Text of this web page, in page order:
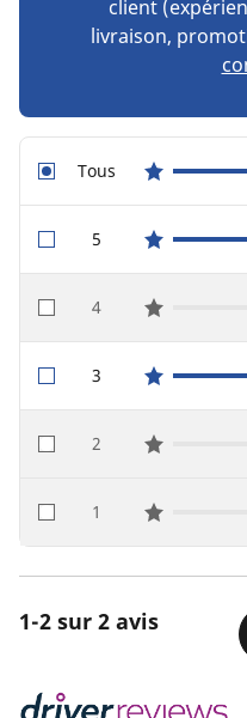
client
livraison,
Tousstar reviews
5star reviews
4star reviews
3star reviews
2star reviews
1star reviews
1-2 sur 2 avis